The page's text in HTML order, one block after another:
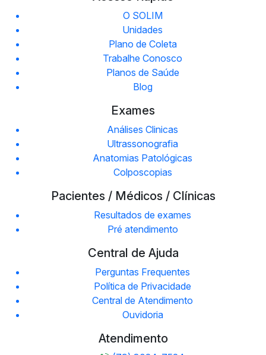
O SOLIM
Unidades
Plano de Coleta
Trabalhe Conosco
Planos de Saúde
Blog
Exames
Análises Clinicas
Ultrassonografia
Anatomias Patológicas
Colposcopias
Pacientes / Médicos / Clínicas
Resultados de exames
Pré atendimento
Central de Ajuda
Perguntas Frequentes
Política de Privacidade
Central de Atendimento
Ouvidoria
Atendimento